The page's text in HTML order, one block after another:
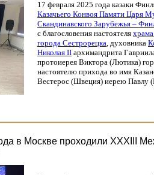
17 февраля 2025 года казаки
Казачьего Конвоя Памяти Царя
Скандинавского Зарубежья –
с благословения настоятеля
города Сестрорецка, духовника
Николая II архимандрита
протоиерея Виктора (Лютика)
настоятелю прихода во имя
Вестерос (Швеция) иерею Павлу
в Москве проходили XXXIII